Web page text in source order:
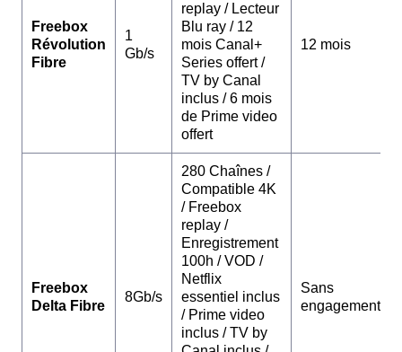
Freebox
Révolution
Fibre
1
Gb/s
replay / Lecteur
Blu ray / 12
mois Canal+
Series offert /
TV by Canal
inclus / 6 mois
de Prime video
offert
12 mois
Freebox
Delta Fibre
8Gb/s
280 Chaînes /
Compatible 4K
/ Freebox
replay /
Enregistrement
100h / VOD /
Netflix
essentiel inclus
/ Prime video
inclus / TV by
Sans
engagement